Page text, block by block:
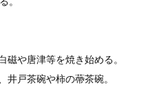
や唐津等を焼き始める。
戸茶碗や柿の蔕茶碗。